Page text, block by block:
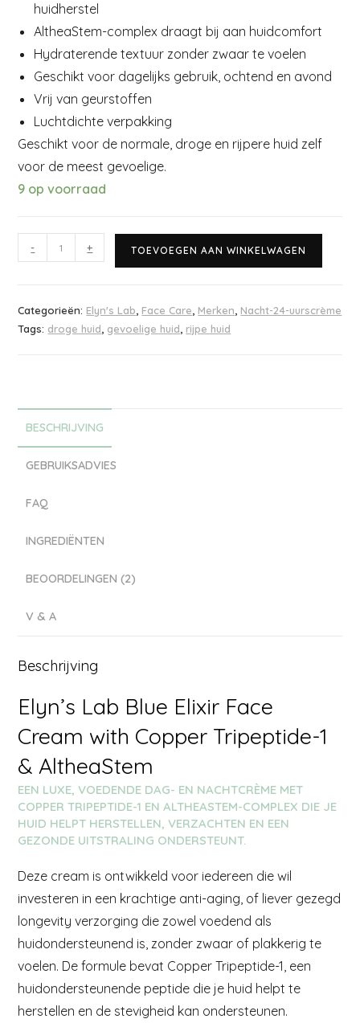
huidherstel
AltheaStem-complex draagt bij aan huidcomfort
Hydraterende textuur zonder zwaar te voelen
Geschikt voor dagelijks gebruik, ochtend en avond
Vrij van geurstoffen
Luchtdichte verpakking
Geschikt voor de normale, droge en rijpere huid zelf
voor de meest gevoelige.
9 op voorraad
- + TOEVOEGEN AAN WINKELWAGEN
Categorieën: Elyn's Lab Face Care Merken Nacht-24-uurscrème
Tags: droge huid gevoelige huid rijpe huid
BESCHRIJVING
GEBRUIKSADVIES
FAQ
INGREDIËNTEN
BEOORDELINGEN (2)
V & A
Beschrijving
Elyn’s Lab Blue Elixir Face
Cream with Copper Tripeptide-1
& AltheaStem
EEN LUXE, VOEDENDE DAG- EN NACHTCRÈME MET
COPPER TRIPEPTIDE-1 EN ALTHEASTEM-COMPLEX DIE JE
HUID HELPT HERSTELLEN, VERZACHTEN EN EEN
GEZONDE UITSTRALING ONDERSTEUNT.
Deze cream is ontwikkeld voor iedereen die wil
investeren in een krachtige anti-aging, of liever gezegd
longevity verzorging die zowel voedend als
huidondersteunend is, zonder zwaar of plakkerig te
voelen. De formule bevat Copper Tripeptide-1, een
huidondersteunende peptide die je huid helpt te
herstellen en de stevigheid kan ondersteunen.